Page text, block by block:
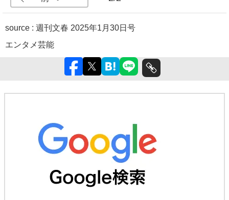
source : 週刊文春 2025年1月30日号
エンタメ芸能